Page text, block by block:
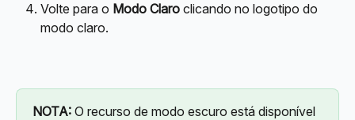
Volte para o Modo Claro clicando no logotipo do
modo claro.
NOTA: O recurso de modo escuro está disponível